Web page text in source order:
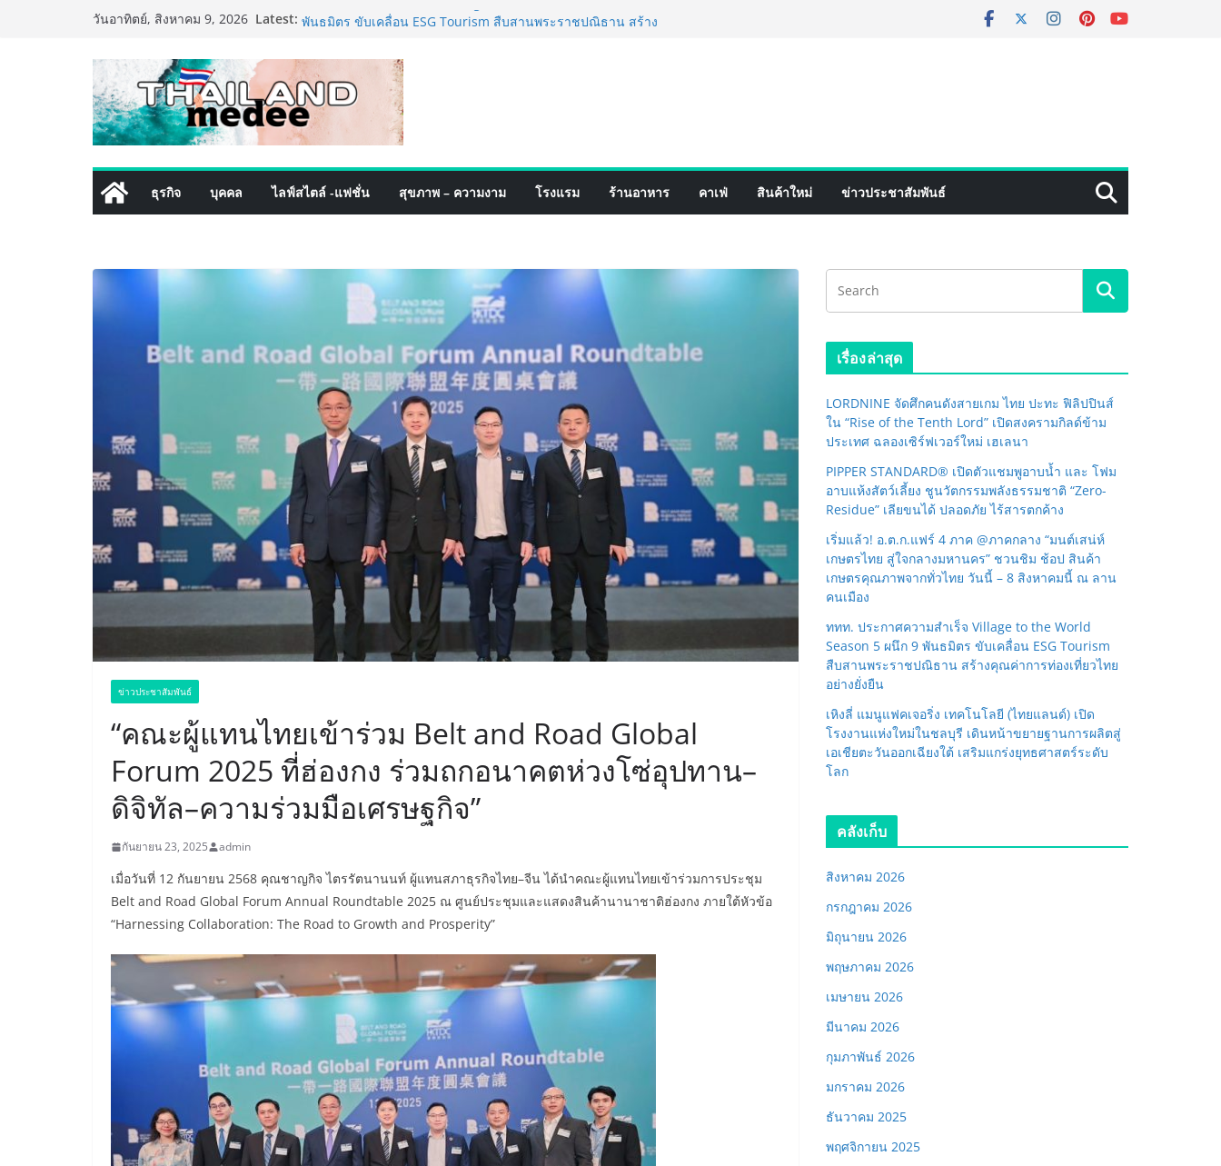
วันอาทิตย์, สิงหาคม 9, 2026 Latest: ททท. ประกาศความสำเร็จ Village to the World Season 5 ผนึก 9
เหิงลี่ แมนูแฟคเจอริ่ง เทคโนโลยี (ไทยแลนด์) เปิดโรงงานแห่งใหม่
ในชลบุรี เดินหน้าขยายฐานการผลิตสู่เอเชียตะวันออกเฉียงใต้
เสริมแกร่งยุทธศาสตร์ระดับโลก
LORDNINE จัดศึกคนดังสายเกม ไทย ปะทะ ฟิลิปปินส์ ใน “Rise of
the Tenth Lord” เปิดสงครามกิลด์ข้ามประเทศ ฉลองเซิร์ฟเวอร์
ใหม่ เฮเลนา
PIPPER STANDARD® เปิดตัวแชมพูอาบน้ำ และ โฟมอาบแห้งสัตว์
เลี้ยง ชูนวัตกรรมพลังธรรมชาติ “Zero-Residue” เลียขนได้
ปลอดภัย ไร้สารตกค้าง
ไทย วันนี้ – 8 สิงหาคมนี้ ณ ลานคนเมือง
ธุรกิจ บุคคล ไลฟ์สไตล์ -แฟชั่น สุขภาพ – ความงาม โรงแรม ร้านอาหาร คาเฟ่ สินค้าใหม่ ข่าวประชาสัมพันธ์
ข่าวประชาสัมพันธ์
“คณะผู้แทนไทยเข้าร่วม Belt and Road Global
Forum 2025 ที่ฮ่องกง ร่วมถกอนาคตห่วงโซ่อุปทาน–
ดิจิทัล–ความร่วมมือเศรษฐกิจ”
กันยายน 23, 2025 admin
เมื่อวันที่ 12 กันยายน 2568 คุณชาญกิจ ไตรรัตนานนท์ ผู้แทนสภาธุรกิจไทย–จีน ได้นำคณะผู้แทนไทยเข้าร่วมการประชุม
Belt and Road Global Forum Annual Roundtable 2025 ณ ศูนย์ประชุมและแสดงสินค้านานาชาติฮ่องกง ภายใต้หัวข้อ
“Harnessing Collaboration: The Road to Growth and Prosperity”
เรื่องล่าสุด
LORDNINE จัดศึกคนดังสายเกม ไทย ปะทะ ฟิลิปปินส์
ใน “Rise of the Tenth Lord” เปิดสงครามกิลด์ข้าม
ประเทศ ฉลองเซิร์ฟเวอร์ใหม่ เฮเลนา
PIPPER STANDARD® เปิดตัวแชมพูอาบน้ำ และ โฟม
อาบแห้งสัตว์เลี้ยง ชูนวัตกรรมพลังธรรมชาติ “Zero-
Residue” เลียขนได้ ปลอดภัย ไร้สารตกค้าง
เริ่มแล้ว! อ.ต.ก.แฟร์ 4 ภาค @ภาคกลาง “มนต์เสน่ห์
เกษตรไทย สู่ใจกลางมหานคร” ชวนชิม ช้อป สินค้า
เกษตรคุณภาพจากทั่วไทย วันนี้ – 8 สิงหาคมนี้ ณ ลาน
คนเมือง
ททท. ประกาศความสำเร็จ Village to the World
Season 5 ผนึก 9 พันธมิตร ขับเคลื่อน ESG Tourism
สืบสานพระราชปณิธาน สร้างคุณค่าการท่องเที่ยวไทย
อย่างยั่งยืน
เหิงลี่ แมนูแฟคเจอริ่ง เทคโนโลยี (ไทยแลนด์) เปิด
โรงงานแห่งใหม่ในชลบุรี เดินหน้าขยายฐานการผลิตสู่
เอเชียตะวันออกเฉียงใต้ เสริมแกร่งยุทธศาสตร์ระดับ
โลก
คลังเก็บ
สิงหาคม 2026
กรกฎาคม 2026
มิถุนายน 2026
พฤษภาคม 2026
เมษายน 2026
มีนาคม 2026
กุมภาพันธ์ 2026
มกราคม 2026
ธันวาคม 2025
พฤศจิกายน 2025